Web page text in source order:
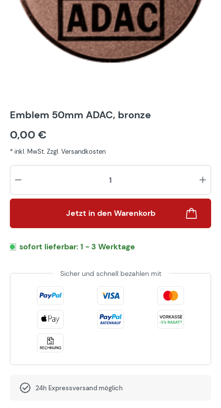
Emblem 50mm ADAC, bronze
0,00 €
* inkl. MwSt. Zzgl. Versandkosten
Jetzt in den Warenkorb
sofort lieferbar: 1 - 3 Werktage
Sicher und schnell bezahlen mit
24h Expressversand möglich